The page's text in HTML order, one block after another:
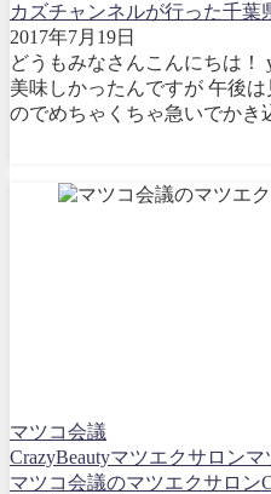
カズチャンネルが行った千葉
2017年7月19日
どうもみなさんこんにちは！
美味しかったんですが 午後
のでめちゃくちゃ急いでかき
マツコ会議
CrazyBeautyマツエクサロンマ
マツコ会議のマツエクサロン